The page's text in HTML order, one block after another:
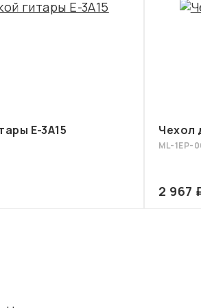
E-3A15 Чехол
ML-1EP-
2 967